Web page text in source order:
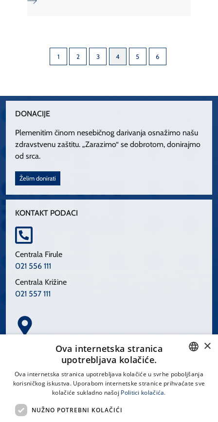
1 2 3 4 5 6
DONACIJE
Plemenitim činom nesebičnog darivanja osnažimo našu
zdravstvenu zaštitu. „Zarazimo“ se dobrotom, donirajmo
od srca.
Želim donirati
KONTAKT PODACI
Centrala Firule
021 556 111
Centrala Križine
021 557 111
Spinčićeva 1, 21000 Split
CROATIAN
×
Ova internetska stranica
upotrebljava kolačiće.
Ova internetska stranica upotrebljava kolačiće u svrhe poboljšanja
korisničkog iskustva. Uporabom internetske stranice prihvaćate sve
kolačiće sukladno našoj Politici kolačića.
NUŽNO POTREBNI KOLAČIĆI